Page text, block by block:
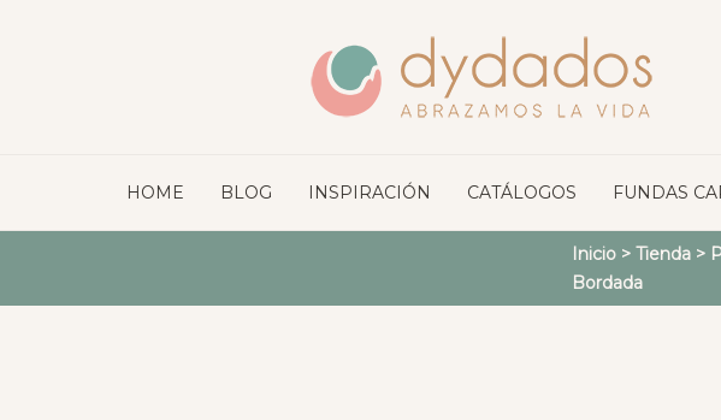
HOME BLOG INSPIRACIÓN CATÁLOGOS FUNDAS
Inicio> Tienda>
Bordada